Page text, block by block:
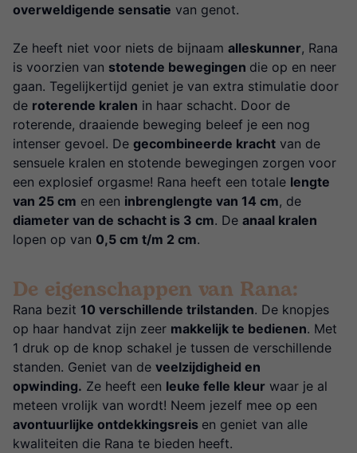
overweldigende sensatie van genot.
Ze heeft niet voor niets de bijnaam alleskunner, Rana
is voorzien van stotende bewegingen die op en neer
gaan. Tegelijkertijd geniet je van extra stimulatie door
de roterende kralen in haar schacht. Door de
roterende, draaiende beweging beleef je een nog
intenser gevoel. De gecombineerde kracht van de
sensuele kralen en stotende bewegingen zorgen voor
een explosief orgasme! Rana heeft een totale lengte
van 25 cm en een inbrenglengte van 14 cm, de
diameter van de schacht is 3 cm. De anaal kralen
lopen op van 0,5 cm t/m 2 cm.
De eigenschappen van Rana:
Rana bezit 10 verschillende trilstanden. De knopjes
op haar handvat zijn zeer makkelijk te bedienen. Met
1 druk op de knop schakel je tussen de verschillende
standen. Geniet van de veelzijdigheid en
opwinding. Ze heeft een leuke felle kleur waar je al
meteen vrolijk van wordt! Neem jezelf mee op een
avontuurlijke ontdekkingsreis en geniet van alle
kwaliteiten die Rana te bieden heeft.